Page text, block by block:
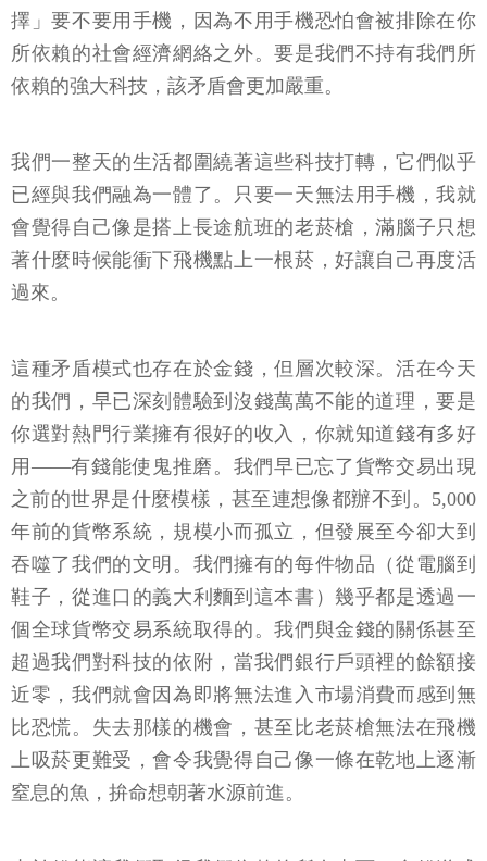
擇」要不要用手機，因為不用手機恐怕會被排除在你
所依賴的社會經濟網絡之外。要是我們不持有我們所
依賴的強大科技，該矛盾會更加嚴重。
我們一整天的生活都圍繞著這些科技打轉，它們似乎
已經與我們融為一體了。只要一天無法用手機，我就
會覺得自己像是搭上長途航班的老菸槍，滿腦子只想
著什麼時候能衝下飛機點上一根菸，好讓自己再度活
過來。
這種矛盾模式也存在於金錢，但層次較深。活在今天
的我們，早已深刻體驗到沒錢萬萬不能的道理，要是
你選對熱門行業擁有很好的收入，你就知道錢有多好
用——有錢能使鬼推磨。我們早已忘了貨幣交易出現
之前的世界是什麼模樣，甚至連想像都辦不到。5,000
年前的貨幣系統，規模小而孤立，但發展至今卻大到
吞噬了我們的文明。我們擁有的每件物品（從電腦到
鞋子，從進口的義大利麵到這本書）幾乎都是透過一
個全球貨幣交易系統取得的。我們與金錢的關係甚至
超過我們對科技的依附，當我們銀行戶頭裡的餘額接
近零，我們就會因為即將無法進入市場消費而感到無
比恐慌。失去那樣的機會，甚至比老菸槍無法在飛機
上吸菸更難受，會令我覺得自己像一條在乾地上逐漸
窒息的魚，拚命想朝著水源前進。